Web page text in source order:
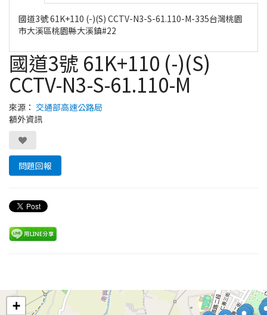
國道3號 61K+110 (-)(S) CCTV-N3-S-61.110-M-335台灣桃園
市大溪區桃園縣大溪鎮#22
國道3號 61K+110 (-)(S)
CCTV-N3-S-61.110-M
來源： 交通部高速公路局
額外資訊
問題回報
+